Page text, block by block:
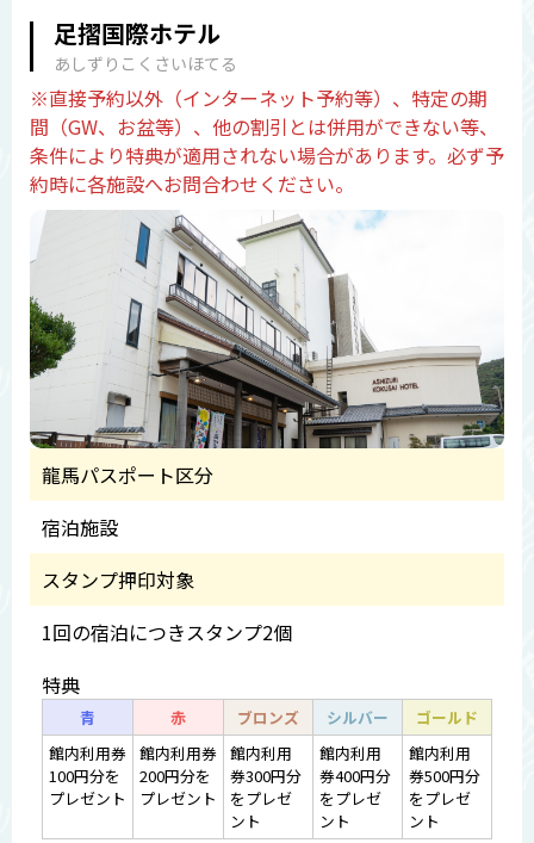
足摺国際ホテル
あしずりこくさいほてる
※直接予約以外（インターネット予約等）、特定の期
間（GW、お盆等）、他の割引とは併用ができない等、
条件により特典が適用されない場合があります。必ず予
約時に各施設へお問合わせください。
龍馬パスポート区分
宿泊施設
スタンプ押印対象
1回の宿泊につきスタンプ2個
特典
青 赤 ブロンズ シルバー
ゴールド
館内利用券
100円分を
プレゼント
館内利用券
200円分を
プレゼント
館内利用
券300円分
をプレゼ
ント
館内利用
券400円分
をプレゼ
ント
館内利用
券500円分
をプレゼ
ント